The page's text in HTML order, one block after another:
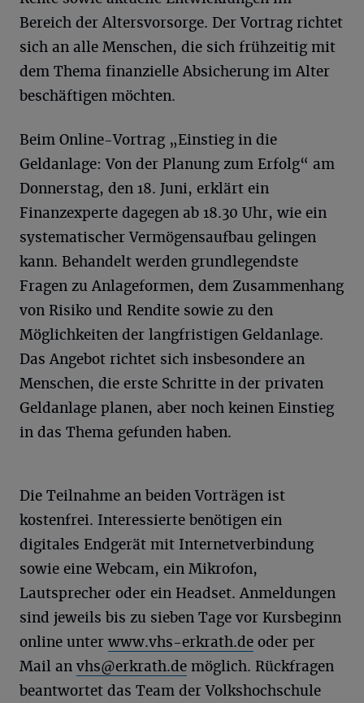
Bereich der Altersvorsorge. Der Vortrag richtet
sich an alle Menschen, die sich frühzeitig mit
dem Thema finanzielle Absicherung im Alter
beschäftigen möchten.
Beim Online-Vortrag „Einstieg in die
Geldanlage: Von der Planung zum Erfolg“ am
Donnerstag, den 18. Juni, erklärt ein
Finanzexperte dagegen ab 18.30 Uhr, wie ein
systematischer Vermögensaufbau gelingen
kann. Behandelt werden grundlegendste
Fragen zu Anlageformen, dem Zusammenhang
von Risiko und Rendite sowie zu den
Möglichkeiten der langfristigen Geldanlage.
Das Angebot richtet sich insbesondere an
Menschen, die erste Schritte in der privaten
Geldanlage planen, aber noch keinen Einstieg
in das Thema gefunden haben.
Die Teilnahme an beiden Vorträgen ist
kostenfrei. Interessierte benötigen ein
digitales Endgerät mit Internetverbindung
sowie eine Webcam, ein Mikrofon,
Lautsprecher oder ein Headset. Anmeldungen
sind jeweils bis zu sieben Tage vor Kursbeginn
online unter www.vhs-erkrath.de oder per
Mail an vhs@erkrath.de möglich. Rückfragen
beantwortet das Team der Volkshochschule